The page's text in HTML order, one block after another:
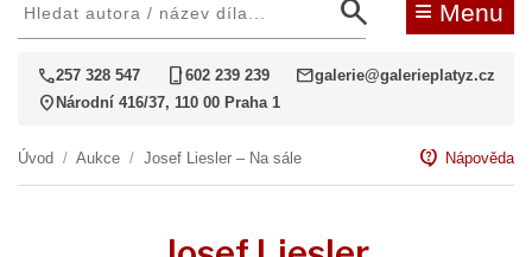
search ≡ Menu
call257 328 547 phone_iphone602 239 239 mailgalerie@galerieplatyz.cz
location_on Národní 416/37, 110 00 Praha 1
Úvod / Aukce / Josef Liesler – Na sále contact_support Nápověda